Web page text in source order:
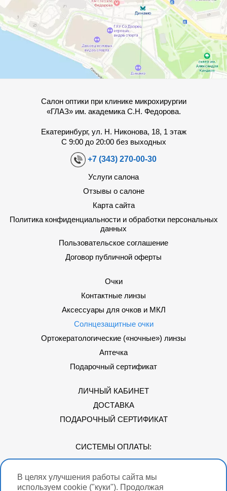
В целях улучшения работы сайта мы
используем cookie ("куки"). Продолжая
Салон оптики при клинике микрохирургии
«ГЛАЗ» им. академика С.Н. Федорова.
Екатеринбург, ул. Н. Никонова, 18, 1 этаж
С 9:00 до 20:00 без выходных
+7 (343) 270-00-30
Услуги салона
Отзывы о салоне
Карта сайта
Политика конфиденциальности и обработки персональных
данных
Пользовательское соглашение
Договор публичной оферты
Очки
Контактные линзы
Аксессуары для очков и МКЛ
Солнцезащитные очки
Ортокератологические («ночные») линзы
Аптечка
Подарочный сертификат
ЛИЧНЫЙ КАБИНЕТ
ДОСТАВКА
ПОДАРОЧНЫЙ СЕРТИФИКАТ
СИСТЕМЫ ОПЛАТЫ:
Мы в соцсетях